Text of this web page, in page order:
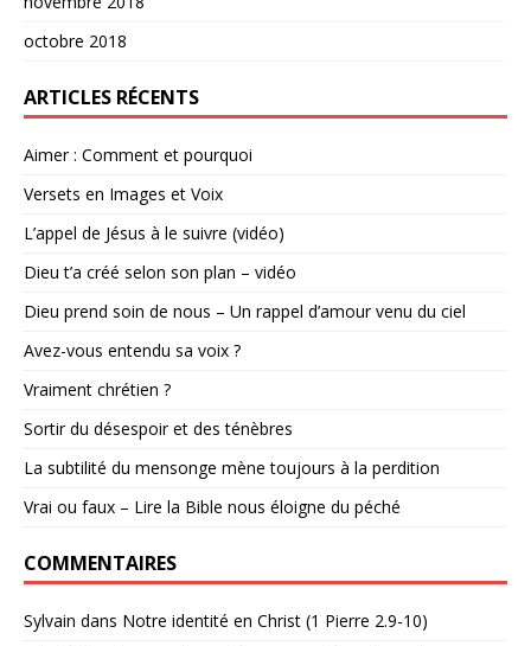
octobre 2018
ARTICLES RÉCENTS
Aimer : Comment et pourquoi
Versets en Images et Voix
L’appel de Jésus à le suivre (vidéo)
Dieu t’a créé selon son plan – vidéo
Dieu prend soin de nous – Un rappel d’amour venu du ciel
Avez-vous entendu sa voix ?
Vraiment chrétien ?
Sortir du désespoir et des ténèbres
La subtilité du mensonge mène toujours à la perdition
Vrai ou faux – Lire la Bible nous éloigne du péché
COMMENTAIRES
Sylvain dans Notre identité en Christ (1 Pierre 2.9-10)